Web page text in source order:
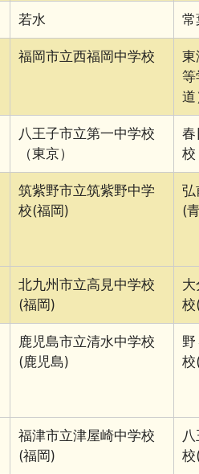
若水 常
福岡市立西福岡中学校
東
等
道
八王子市立第一中学校
（東京）
春
校
筑紫野市立筑紫野中学
校(福岡)
弘
(
北九州市立高見中学校
(福岡)
校
鹿児島市立清水中学校
(鹿児島)
校
福津市立津屋崎中学校
(福岡)
校